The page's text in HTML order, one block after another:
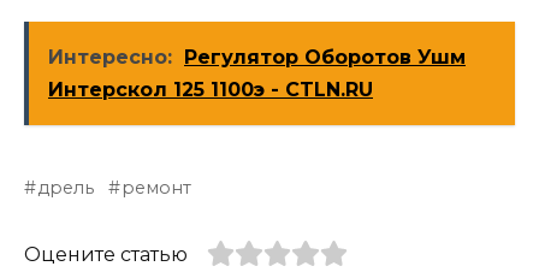
Интересно: Регулятор Оборотов Ушм
Интерскол 125 1100э - CTLN.RU
дрель ремонт
Оцените статью